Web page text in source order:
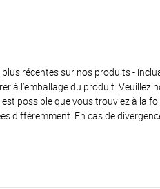
récentes sur nos produits -
à l’emballage du produit. Veuillez
possible que vous trouviez à la
différemment. En cas de